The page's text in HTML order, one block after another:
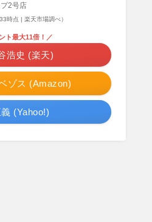
2号店
時点 | 楽天市場調べ）
ゾス (Amazon)
ト最大11倍！／
浩史 (楽天)
(Yahoo!)